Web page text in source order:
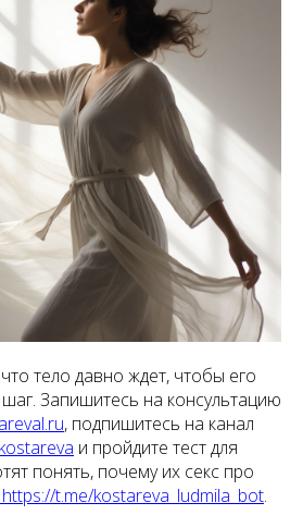
тело давно ждет, чтобы его
Запишитесь на консультацию
, подпишитесь на канал
и пройдите тест для
понять, почему их секс про
https://t.me/kostareva_ludmila_bot.